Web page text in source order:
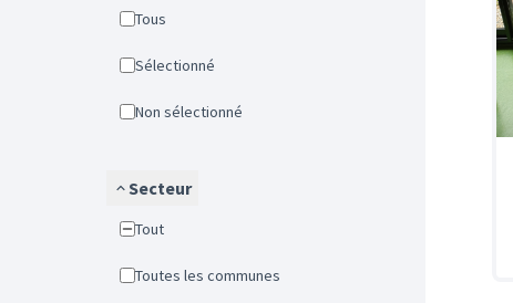
Tous
Sélectionné
Non sélectionné
Secteur
Tout
Toutes les communes